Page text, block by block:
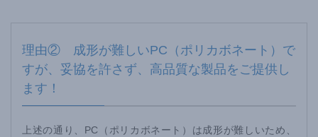
理由② 成形が難しいPC（ポリカボネート）で
すが、妥協を許さず、高品質な製品をご提供し
ます！
上述の通り、PC（ポリカボネート）は成形が難しいため、